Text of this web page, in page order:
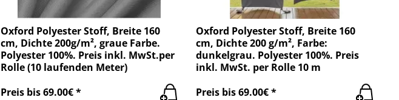
Oxford Polyester Stoff, Breite 160
cm, Dichte 200g/m², graue Farbe.
Polyester 100%. Preis inkl. MwSt.per
Rolle (10 laufenden Meter)
Preis bis 69.00€ *
Oxford Polyester Stoff, Breite 160
cm, Dichte 200 g/m², Farbe:
dunkelgrau. Polyester 100%. Preis
inkl. MwSt. per Rolle 10 m
Preis bis 69.00€ *